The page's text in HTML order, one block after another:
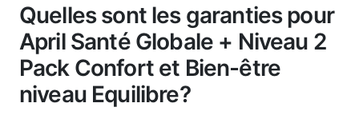
Quelles sont les garanties pour
April Santé Globale + Niveau 2
Pack Confort et Bien-être
niveau Equilibre?